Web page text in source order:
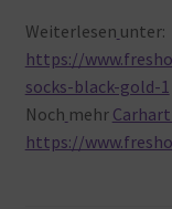
Weiterlesen unter:
https://
socks-black-gold-1
Noch mehr
https://